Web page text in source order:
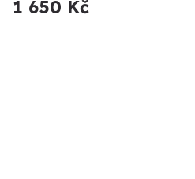
1 650 Kč